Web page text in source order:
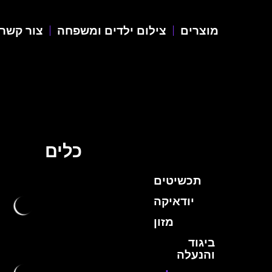
מוצרים צילום ילדים ומשפחה צור
כלים
תכשיטים
יודאיקה
מזון
ביגוד
והנעלה